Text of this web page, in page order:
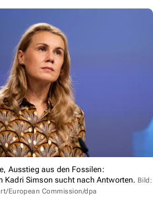
Ausstieg aus den Fossilen:
Kadri Simson sucht nach Antworten. Bild:
European Commission/dpa